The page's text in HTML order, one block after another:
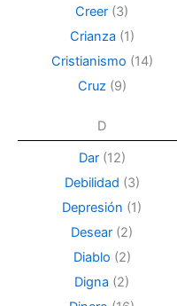
Creer (3)
Crianza (1)
Cristianismo (14)
Cruz (9)
D
Dar (12)
Debilidad (3)
Depresión (1)
Desear (2)
Diablo (2)
Digna (2)